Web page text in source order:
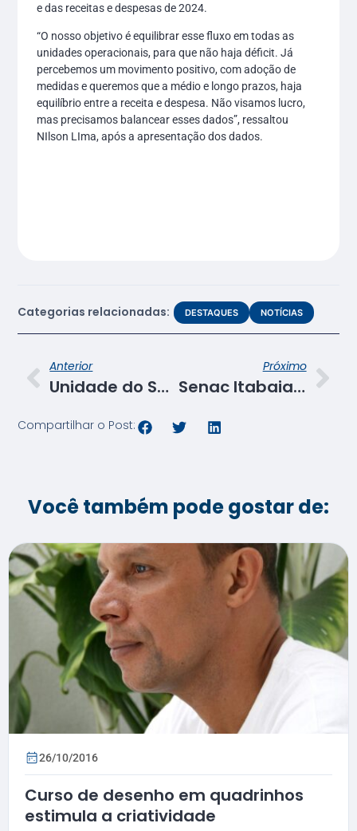
e das receitas e despesas de 2024.
“O nosso objetivo é equilibrar esse fluxo em todas as
unidades operacionais, para que não haja déficit. Já
percebemos um movimento positivo, com adoção de
medidas e queremos que a médio e longo prazos, haja
equilíbrio entre a receita e despesa. Não visamos lucro,
mas precisamos balancear esses dados”, ressaltou
NIlson LIma, após a apresentação dos dados.
Categorias relacionadas: DESTAQUES NOTÍCIAS
Anterior
Unidade do Senac em Aracaju ganha moderno Laboratório de Moda
Próximo
Senac Itabaiana promove noite de homenagens
Compartilhar o Post:
Você também pode gostar de:
26/10/2016
Curso de desenho em quadrinhos
estimula a criatividade